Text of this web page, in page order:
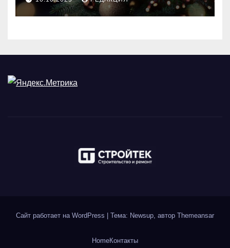
Сайт работает на WordPress Тема: Newsup, автор Themeansar
HomeКонтакты